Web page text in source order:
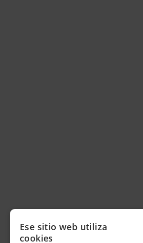
Ese sitio web utiliza
cookies